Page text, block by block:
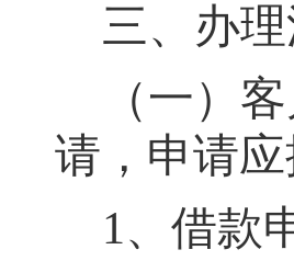
三、办
（一）
请 ， 申请
1、借款